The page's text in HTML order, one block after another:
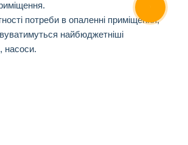
потреби в опаленні приміщення,
найбюджетніші
насоси.
ОНЛАЙН ЧАТ